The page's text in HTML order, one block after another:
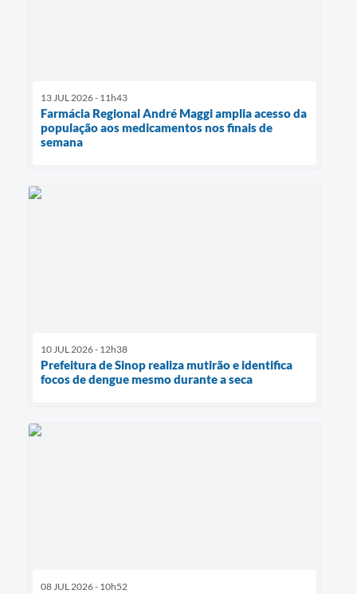
13 JUL 2026 - 11h43
Farmácia Regional André Maggi amplia acesso da
população aos medicamentos nos finais de
semana
10 JUL 2026 - 12h38
Prefeitura de Sinop realiza mutirão e identifica
focos de dengue mesmo durante a seca
08 JUL 2026 - 10h52